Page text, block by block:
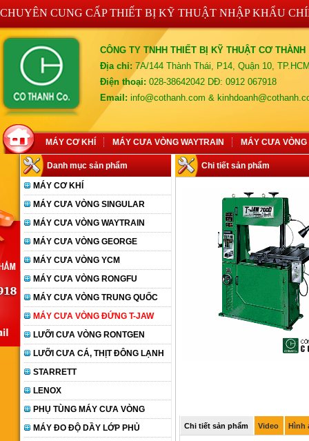
CHUYÊN CUNG CẤP THIẾT BỊ KỸ THUẬT NHẬP KHẨU
CÔNG TY TNHH THIẾT BỊ KỸ THUẬT CƠ THÀNH
Địa chỉ: 7A/144 Thành Thái, P14, Quận 10,
Điện thoại: 028-38642042 DĐ: 0912 067918
Email: info@cothanh.com &
MÁY CƠ KHÍ MÁY CƯA VÒNG WAYTRAIN MÁY CƯA VÒNG
Danh mục sản phẩm
MÁY CƠ KHÍ
MÁY CƯA VÒNG SINGULAR
MÁY CƯA VÒNG WAYTRAIN
MÁY CƯA VÒNG GEORGE
MÁY CƯA VÒNG YCM
MÁY CƯA VÒNG RONGFU
MÁY CƯA VÒNG TRUNG QUỐC
MÁY CƯA VÒNG ĐỨNG T-JAW
LƯỠI CƯA VÒNG RONTGEN
LƯỠI CƯA CÁ, THỊT ĐÔNG LẠNH
STARRETT
LENOX
PHỤ TÙNG MÁY CƯA VÒNG
MÁY ĐO ĐỘ DẦY LỚP PHỦ
Chi tiết sản phẩm
Chi tiết sản phẩm Video Hình